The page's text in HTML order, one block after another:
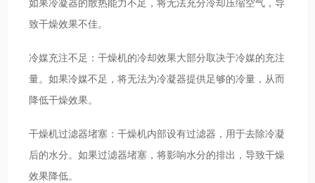
如果冷凝器的散热能力不足，将无法充分冷却压缩空气，导
致干燥效果不佳。
冷媒充注不足：干燥机的冷却效果大部分取决于冷媒的充注
量。如果冷媒不足，将无法为冷凝器提供足够的冷量，从而
降低干燥效果。
干燥机过滤器堵塞：干燥机内部设有过滤器，用于去除冷凝
后的水分。如果过滤器堵塞，将影响水分的排出，导致干燥
效果降低。